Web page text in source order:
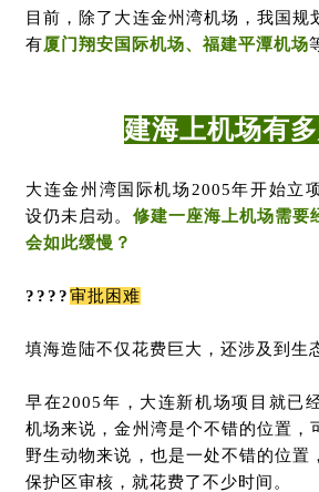
目前，除了大连金州湾机场，我国规
有厦门翔安国际机场、福建平潭机场
建海上机场有多
大连金州湾国际机场2005年开始立
设仍未启动。 修建一座海上机场需要
会如此缓慢？
????审批困难
填海造陆不仅花费巨大，还涉及到生
早在2005年，大连新机场项目就已
机场来说，金州湾是个不错的位置，
野生动物来说，也是一处不错的位置
保护区审核，就花费了不少时间。